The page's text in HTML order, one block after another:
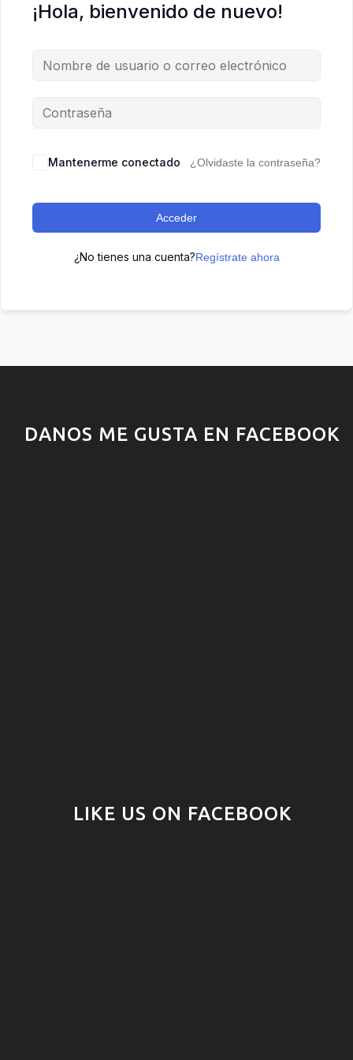
¡Hola, bienvenido de nuevo!
Mantenerme conectado ¿Olvidaste la contraseña?
Acceder
¿No tienes una cuenta?Regístrate ahora
DANOS ME GUSTA EN FACEBOOK
LIKE US ON FACEBOOK